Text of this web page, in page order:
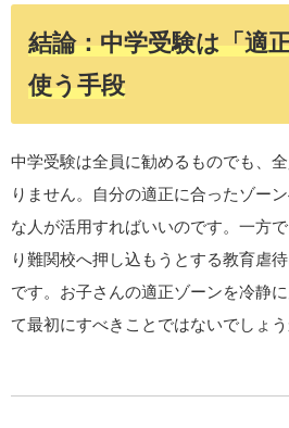
結論：中学受験は「適
使う手段
中学受験は全員に勧めるものでも、
りません。自分の適正に合ったゾー
な人が活用すればいいのです。一方
り難関校へ押し込もうとする教育虐
です。お子さんの適正ゾーンを冷静
て最初にすべきことではないでしょ